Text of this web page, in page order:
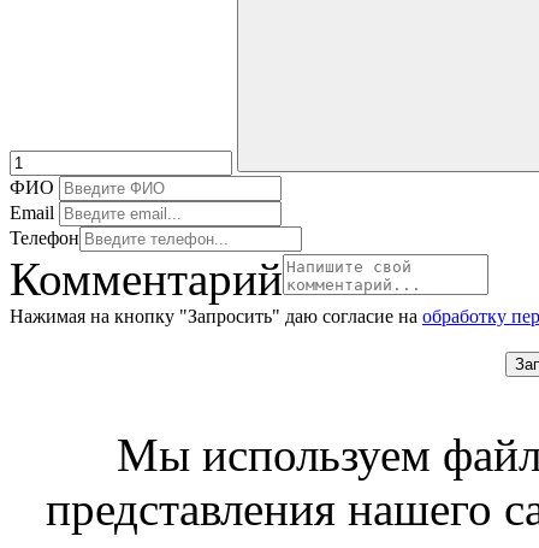
ФИО
Email
Телефон
Комментарий
Нажимая на кнопку "Запросить" даю согласие на обработку
Мы используем
представления нашего